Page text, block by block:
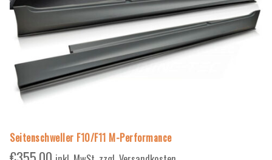
Seitenschweller F10/F11 M-Performance